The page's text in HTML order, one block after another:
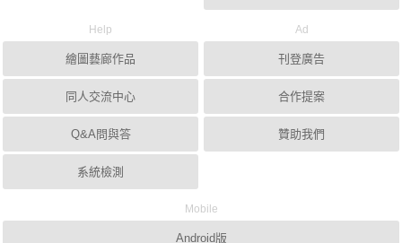
Help
繪圖藝廊作品
同人交流中心
Q&A問與答
系統檢測
Ad
刊登廣告
合作提案
贊助我們
Mobile
Android版